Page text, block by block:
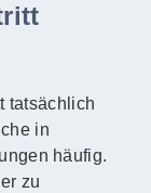
tatsächlich
in
häufig.
zu